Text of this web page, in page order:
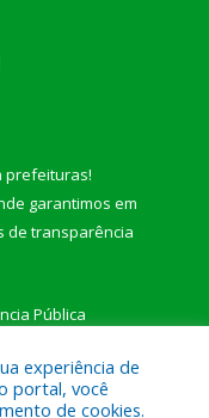
prefeituras!
garantimos em
de transparência
Pública
experiência de
portal, você
de cookies.